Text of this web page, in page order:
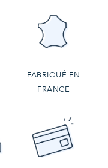
FABRIQUÉ EN
FRANCE